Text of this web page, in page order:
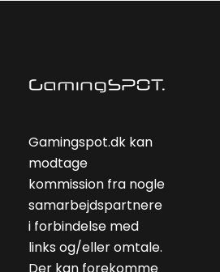
Gamingspot.dk kan
modtage
kommission fra nogle
samarbejdspartnere
i forbindelse med
links og/eller omtale.